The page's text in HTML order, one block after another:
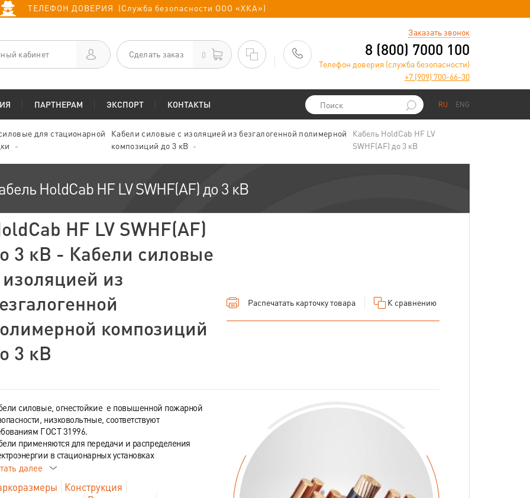
ТЕЛЕФОН ДОВЕРИЯ (Служба безопасности ООО «ХКА»)
кабинет Сделать заказ 0
Заказать звонок
8 (800) 7000 100
Телефон доверия (служба безопасности)
+7 (909) 700-66-30
ПАРТНЕРАМ ЭКСПОРТ КОНТАКТЫ RU ENG
для стационарной
Кабели силовые с изоляцией из безгалогенной полимерной
композиций до 3 кВ
Кабель HoldCab HF LV
SWHF(AF) до 3 кВ
HoldCab HF LV SWHF(AF) до 3 кВ
HF LV SWHF(AF)
3 кВ - Кабели силовые
изоляцией из
композиций
3 кВ
Распечатать карточку товара К сравнению
силовые, огнестойкие е повышенной пожарной
низковольтные, соответствуют
ГОСТ 31996.
применяются для передачи и распределения
в стационарных установках
далее
Конструкция